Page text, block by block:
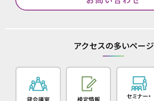
アクセスの多いページ